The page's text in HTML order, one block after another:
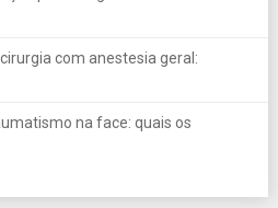
com anestesia geral:
na face: quais os